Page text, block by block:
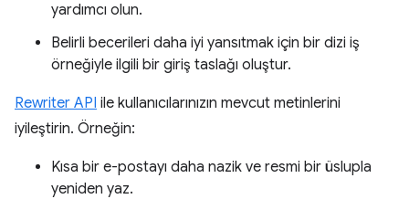
yardımcı olun.
Belirli becerileri daha iyi yansıtmak için bir dizi iş
örneğiyle ilgili bir giriş taslağı oluştur.
Rewriter API ile kullanıcılarınızın mevcut metinlerini
iyileştirin. Örneğin:
Kısa bir e-postayı daha nazik ve resmi bir üslupla
yeniden yaz.